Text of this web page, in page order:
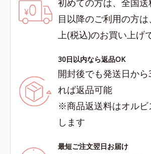
初めての方は、全国送
目以降のご利用の方
上(税込)のお買い上げ
30日以内なら返品OK
開封後でも発送日か
れば返品可能
※商品返送料はオルビ
します
最短ご注文翌日お届け